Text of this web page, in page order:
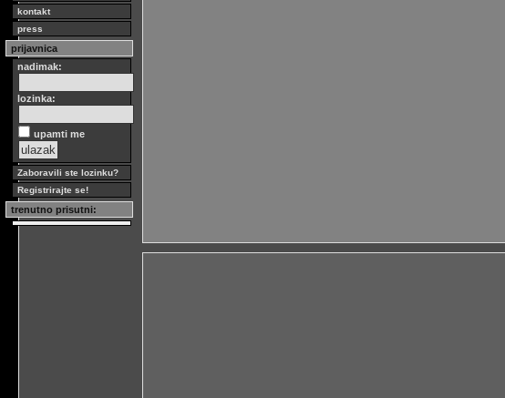
kontakt
press
prijavnica
nadimak:
lozinka:
upamti me
Zaboravili ste lozinku?
Registrirajte se!
trenutno prisutni: